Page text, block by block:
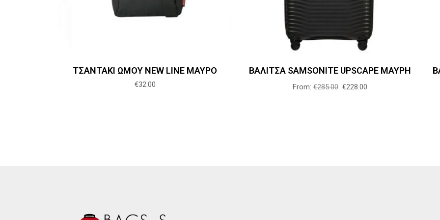
ΤΣΑΝΤΑΚΙ ΩΜΟΥ NEW LINE ΜΑΥΡΟ
€32.00
πολλαπλές
παραλλαγές.
Οι
επιλογές
να
επιλεγούν
ΒΑΛΙΤΣΑ SAMSONITE UPSCAPE ΜΑΥΡΗ
From: €285.00 €228.00